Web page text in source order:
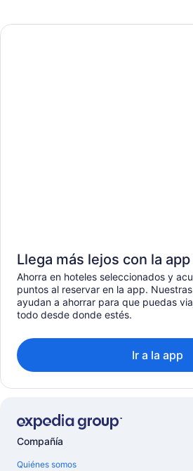
Llega más lejos con la
Ahorra en hoteles seleccionados y
puntos al reservar en la app.
ayudan a ahorrar para que puedas
todo desde donde estés.
Ir a la app
Compañía
Quiénes somos